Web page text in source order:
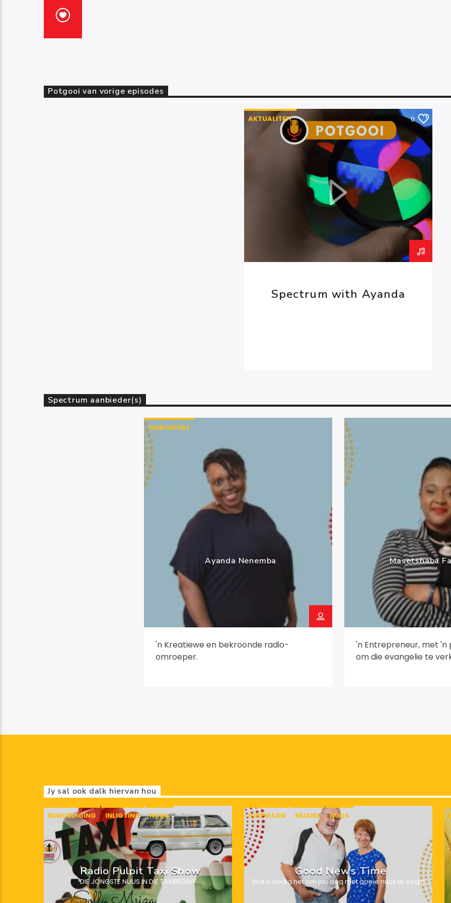
gereeld die program.
Spectrumhet ten
bymekaar te bring.
‘n impak en invloed
Ultimate
oor
Christen
fokus op
neem. Ons hoor
luisteraars te
Potgooi van vorige episodes
AKTUALITEIT 0
Spectrum with Ayanda
Spectrum aanbieder(s)
OMROEPERS
Ayanda Nenemba
'n Kreatiewe en bekroonde radio-
omroeper.
Masetshaba
'n Entrepreneur, met 'n
om die evangelie te
Jy sal ook dalk hiervan hou
BEMOEDIGING INLIGTING NUUS
Radio Pulpit Taxi Show
DIE JONGSTE NUUS IN DIE TAXIBEDRYF
INSPIRASIE MUSIEK NUUS
Good News Time
Wat jy nodig het om jou dag met goeie nuus te begin